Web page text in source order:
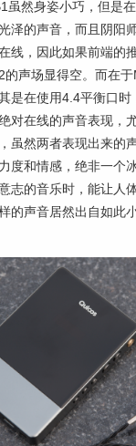
虽然身姿小巧，但是
泽的声音，而且阴阳
线，因此如果前端的
的声场显得空。而在
是在使用4.4平衡口时
对在线的声音表现，
虽然两者表现出来的
度和情感，绝非一个
志的音乐时，能让人
的声音居然出自如此